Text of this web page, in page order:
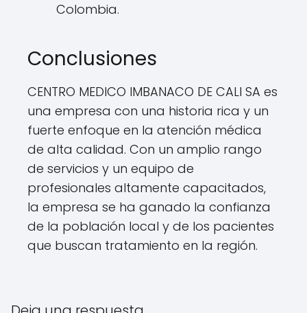
Colombia.
Conclusiones
CENTRO MEDICO IMBANACO DE CALI SA es
una empresa con una historia rica y un
fuerte enfoque en la atención médica
de alta calidad. Con un amplio rango
de servicios y un equipo de
profesionales altamente capacitados,
la empresa se ha ganado la confianza
de la población local y de los pacientes
que buscan tratamiento en la región.